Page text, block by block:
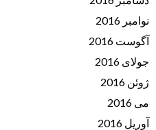
نوامبر 2016
آگوست 2016
جولای 2016
ژوئن 2016
می 2016
آوریل 2016